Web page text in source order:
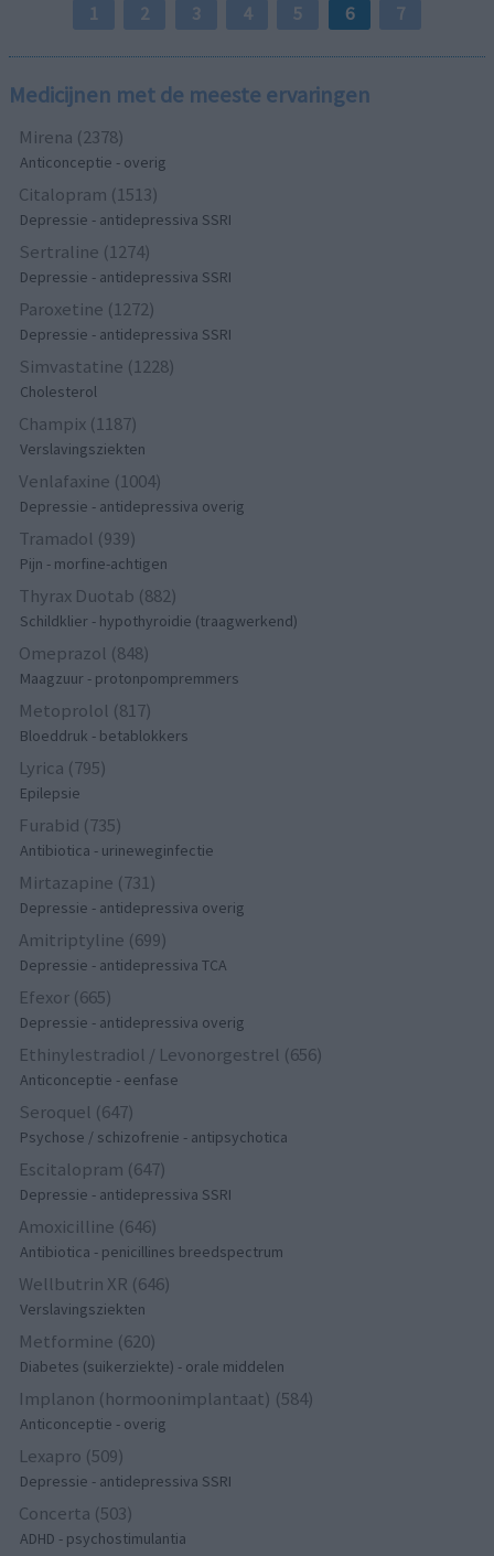
1 2 3 4 5 6 7
Medicijnen met de meeste ervaringen
Mirena (2378)
Anticonceptie - overig
Citalopram (1513)
Depressie - antidepressiva SSRI
Sertraline (1274)
Depressie - antidepressiva SSRI
Paroxetine (1272)
Depressie - antidepressiva SSRI
Simvastatine (1228)
Cholesterol
Champix (1187)
Verslavingsziekten
Venlafaxine (1004)
Depressie - antidepressiva overig
Tramadol (939)
Pijn - morfine-achtigen
Thyrax Duotab (882)
Schildklier - hypothyroidie (traagwerkend)
Omeprazol (848)
Maagzuur - protonpompremmers
Metoprolol (817)
Bloeddruk - betablokkers
Lyrica (795)
Epilepsie
Furabid (735)
Antibiotica - urineweginfectie
Mirtazapine (731)
Depressie - antidepressiva overig
Amitriptyline (699)
Depressie - antidepressiva TCA
Efexor (665)
Depressie - antidepressiva overig
Ethinylestradiol / Levonorgestrel (656)
Anticonceptie - eenfase
Seroquel (647)
Psychose / schizofrenie - antipsychotica
Escitalopram (647)
Depressie - antidepressiva SSRI
Amoxicilline (646)
Antibiotica - penicillines breedspectrum
Wellbutrin XR (646)
Verslavingsziekten
Metformine (620)
Diabetes (suikerziekte) - orale middelen
Implanon (hormoonimplantaat) (584)
Anticonceptie - overig
Lexapro (509)
Depressie - antidepressiva SSRI
Concerta (503)
ADHD - psychostimulantia